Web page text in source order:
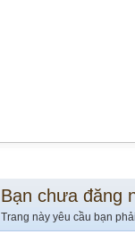
Bạn chưa đăng
Trang này yêu cầu bạn